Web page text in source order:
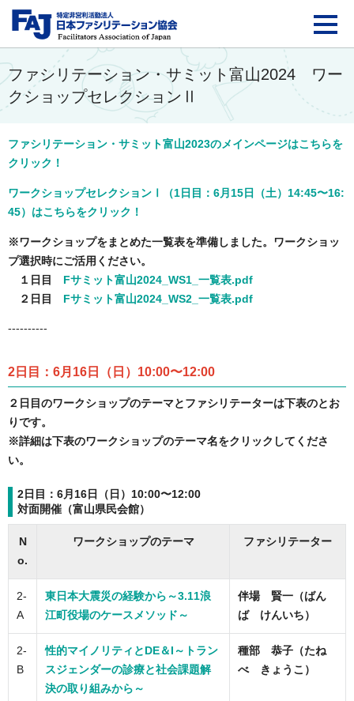
FAJ：特定非営利活動
ファシリテーション・サミット富山2024 ワー
クショップセレクションⅡ
ファシリテーション・サミット富山2023のメインページはこちらを
クリック！
ワークショップセレクションⅠ（1日目：6月15日（土）14:45〜16:
45）はこちらをクリック！
※ワークショップをまとめた一覧表を準備しました。ワークショッ
プ選択時にご活用ください。
１日目 Fサミット富山2024_WS1_一覧表.pdf
２日目 Fサミット富山2024_WS2_一覧表.pdf
----------
2日目：6月16日（日）10:00〜12:00
２日目のワークショップのテーマとファシリテーターは下表のとお
りです。
※詳細は下表のワークショップのテーマ名をクリックしてくださ
い。
2日目：6月16日（日）10:00〜12:00
対面開催（富山県民会館）
N
o.
ワークショップのテーマ ファシリテーター
2-
A
東日本大震災の経験から～3.11浪
江町役場のケースメソッド～
伴場 賢一（ばん
ば けんいち）
2-
B
性的マイノリティとDE＆I～トラン
スジェンダーの診療と社会課題解
決の取り組みから～
種部 恭子（たね
べ きょうこ）